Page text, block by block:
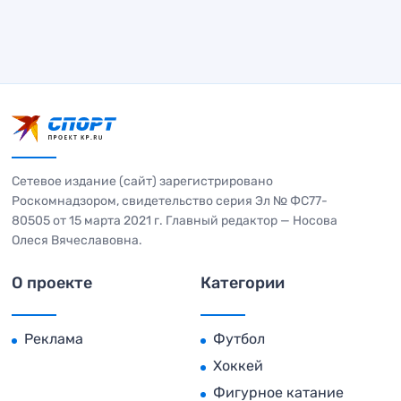
Сетевое издание (сайт) зарегистрировано
Роскомнадзором, свидетельство серия Эл № ФС77-
80505 от 15 марта 2021 г. Главный редактор — Носова
Олеся Вячеславовна.
О проекте
Реклама
Категории
Футбол
Хоккей
Фигурное катание